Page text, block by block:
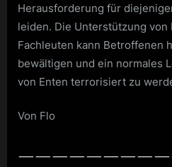
Herausforderung für
leiden. Die Unterstützung von
Fachleuten kann Betroffenen
bewältigen und ein normales
von Enten terrorisiert zu
Von Flo